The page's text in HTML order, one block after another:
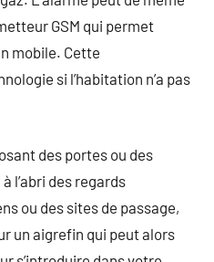
GSM qui permet
mobile. Cette
si l’habitation n’a pas
des portes ou des
l’abri des regards
ou des sites de passage,
un aigrefin qui peut alors